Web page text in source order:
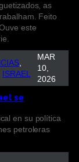
as
Feito
este
ISRAEL
MAR
10,
2026
se
en su política
petroleras